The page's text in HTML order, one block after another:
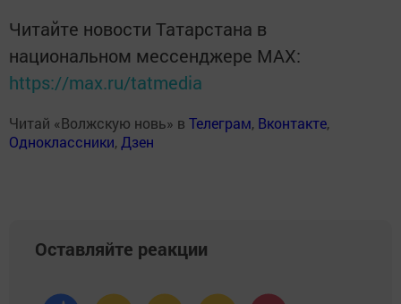
Читайте новости Татарстана в
национальном мессенджере MАХ:
https://max.ru/tatmedia
Читай «Волжскую новь» в Телеграм, Вконтакте,
Одноклассники, Дзен
Оставляйте реакции